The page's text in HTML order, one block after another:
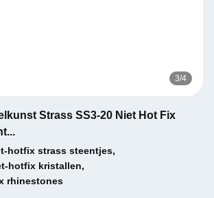
3/4
Strass SS3-20 Niet Hot Fix
hotfix strass steentjes,
hotfix kristallen,
rhinestones